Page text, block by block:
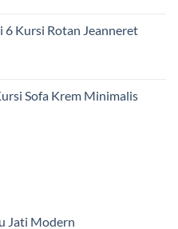
6 Kursi Rotan Jeanneret
Sofa Krem Minimalis
Jati Modern